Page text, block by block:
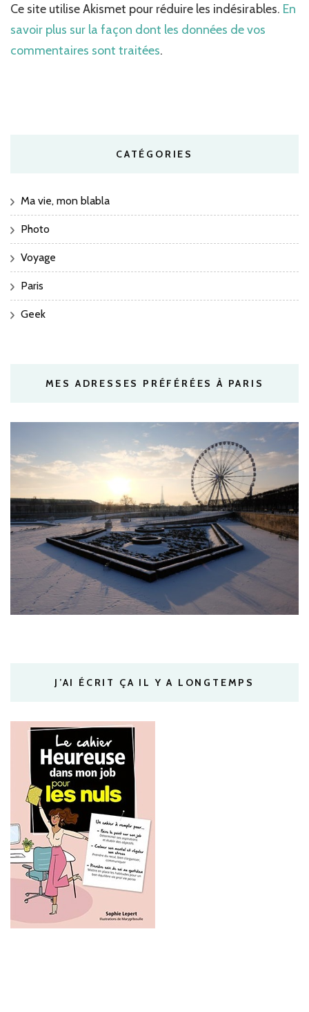
Ce site utilise Akismet pour réduire les indésirables. En
savoir plus sur la façon dont les données de vos
commentaires sont traitées.
CATÉGORIES
Ma vie, mon blabla
Photo
Voyage
Paris
Geek
MES ADRESSES PRÉFÉRÉES À PARIS
J’AI ÉCRIT ÇA IL Y A LONGTEMPS